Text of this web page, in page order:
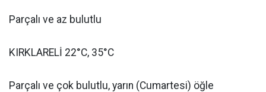
Parçalı ve az bulutlu
KIRKLARELİ 22°C, 35°C
Parçalı ve çok bulutlu, yarın (Cumartesi) öğle